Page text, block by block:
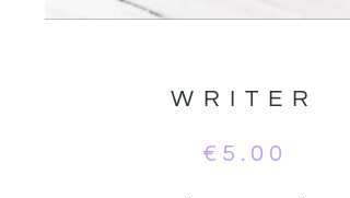
WRITER
€ 5.00